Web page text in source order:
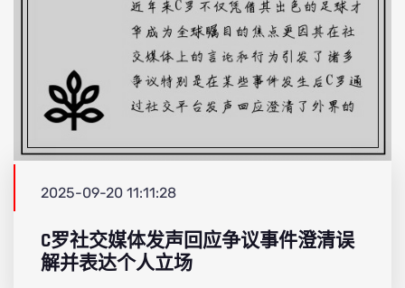
2025-09-20 11:11:28
C罗社交媒体发声回应争议事件澄清误
解并表达个人立场